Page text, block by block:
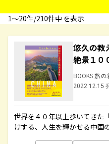
1〜20件/210件中 を表示
悠久の教
絶景１０
BOOKS 旅の
2022.12.15
世界を４０年以上歩いてきた
けする、人生を輝かせる中国